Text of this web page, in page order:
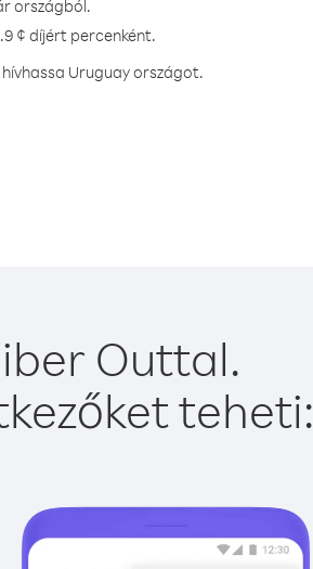
országból.
¢ díjért percenként.
Uruguay országot.
Outtal.
teheti: